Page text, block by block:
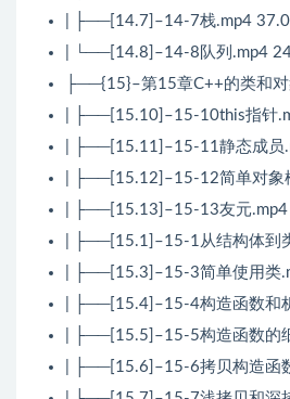
| ├──[14.7]–14-7栈.mp4
| └──[14.8]–14-8队列.mp4
├──{15}–第15章C++的类和
| ├──[15.10]–15-10this指针
| ├──[15.11]–15-11静态成员
| ├──[15.12]–15-12简单对象
| ├──[15.13]–15-13友元
| ├──[15.1]–15-1从结构体到
| ├──[15.3]–15-3简单使用类
| ├──[15.4]–15-4构造函数和
| ├──[15.5]–15-5构造函数的
| ├──[15.6]–15-6拷贝构造函